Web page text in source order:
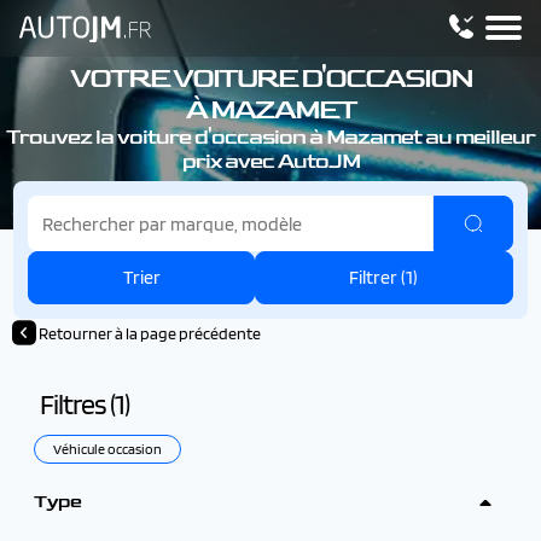
VOTRE VOITURE D'OCCASION
À MAZAMET
Trouvez la voiture d'occasion à Mazamet au meilleur
prix avec AutoJM
Trier Filtrer (1)
Retourner à la page précédente
Filtres (1)
Véhicule occasion
Type